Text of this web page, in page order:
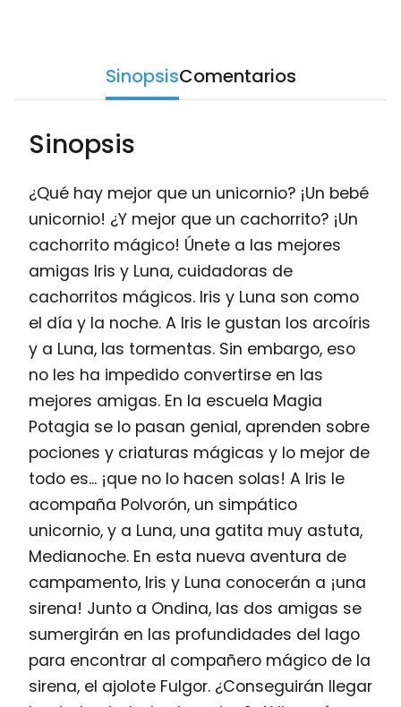
SinopsisComentarios
Sinopsis
¿Qué hay mejor que un unicornio? ¡Un bebé
unicornio! ¿Y mejor que un cachorrito? ¡Un
cachorrito mágico! Únete a las mejores
amigas Iris y Luna, cuidadoras de
cachorritos mágicos. Iris y Luna son como
el día y la noche. A Iris le gustan los arcoíris
y a Luna, las tormentas. Sin embargo, eso
no les ha impedido convertirse en las
mejores amigas. En la escuela Magia
Potagia se lo pasan genial, aprenden sobre
pociones y criaturas mágicas y lo mejor de
todo es... ¡que no lo hacen solas! A Iris le
acompaña Polvorón, un simpático
unicornio, y a Luna, una gatita muy astuta,
Medianoche. En esta nueva aventura de
campamento, Iris y Luna conocerán a ¡una
sirena! Junto a Ondina, las dos amigas se
sumergirán en las profundidades del lago
para encontrar al compañero mágico de la
sirena, el ajolote Fulgor. ¿Conseguirán llegar